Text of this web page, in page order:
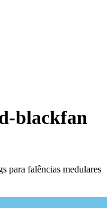
blackfan
para falências medulares